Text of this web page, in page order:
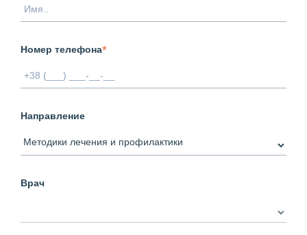
Номер телефона*
Направление
Врач